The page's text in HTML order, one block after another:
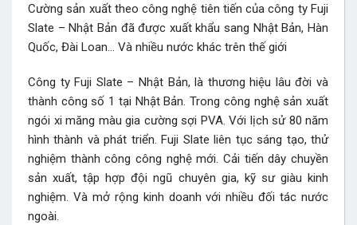
Cường sản xuất theo công nghệ tiên tiến của công ty Fuji
Slate – Nhật Bản đã được xuất khẩu sang Nhật Bản, Hàn
Quốc, Đài Loan… Và nhiều nước khác trên thế giới
Công ty Fuji Slate – Nhật Bản, là thương hiệu lâu đời và
thành công số 1 tại Nhật Bản. Trong công nghệ sản xuất
ngói xi măng màu gia cường sợi PVA. Với lịch sử 80 năm
hình thành và phát triển. Fuji Slate liên tục sáng tạo, thử
nghiệm thành công công nghệ mới. Cải tiến dây chuyền
sản xuất, tập hợp đội ngũ chuyên gia, kỹ sư giàu kinh
nghiệm. Và mở rộng kinh doanh với nhiều đối tác nước
ngoài.